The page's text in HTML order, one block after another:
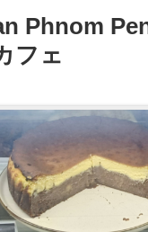
Phnom
フェ